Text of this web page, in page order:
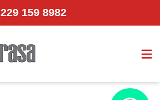
229 159 8982